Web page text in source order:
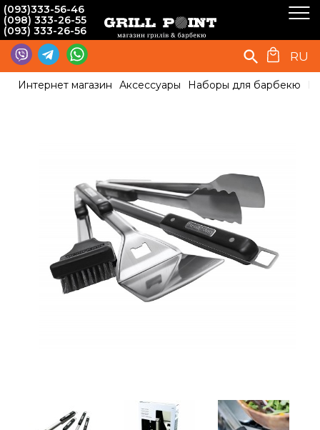
(093)333-56-46
(098) 333-26-55
(093) 333-26-56
RU
Интернет магазин Аксессуары Наборы для барбекю